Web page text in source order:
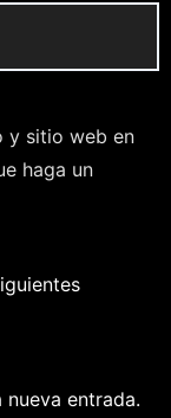
y sitio web en
haga un
entrada.